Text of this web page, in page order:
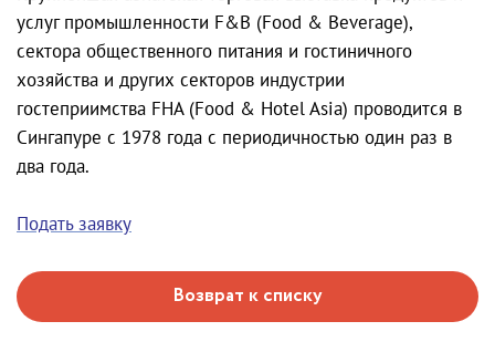
услуг промышленности F&B (Food & Beverage),
сектора общественного питания и гостиничного
хозяйства и других секторов индустрии
гостеприимства FHA (Food & Hotel Asia) проводится в
Сингапуре с 1978 года с периодичностью один раз в
два года.
Подать заявку
Возврат к списку